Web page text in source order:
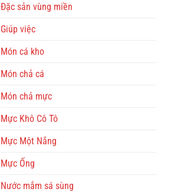
Đặc sản vùng miền
Giúp việc
Món cá kho
Món chả cá
Món chả mực
Mực Khô Cô Tô
Mực Một Nắng
Mực Ống
Nước mắm sá sùng